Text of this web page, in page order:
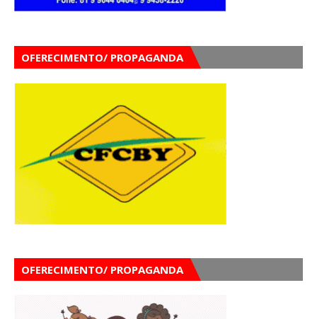
OFERECIMENTO/ PROPAGANDA
OFERECIMENTO/ PROPAGANDA